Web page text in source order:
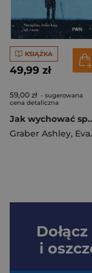
KSIĄŻKA
49,99 zł
59,00 zł - sugerowana
cena detaliczna
Jak wychować
Graber Ashley, Evans Maria
i